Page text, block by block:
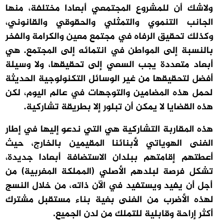
ولاشك أن للمشروع المجتمعي أبعادا مختلفة، منها
الجانب التنموي والتمثلي والحقوقي والقانوني،
وكذلك تحقيق الرفاه في مجتمع معين والكرامة والفخر
بالنسبة إلى المواطن في انتمائه إلى المجتمع. هي
أبعاد متعددة يجب السعي إلى تحقيقها، ولا وسيلة
أفضل لتحقيقها من غير الوسائل التكنولوجية الحديثة
لحمل هذه المضامين والتوجهات في عالم اليوم، لكن
هذه القضايا لا يمكن أن تبلور إلا بطريقة تشاركية.
هذه المقاربة التشاركية هي التي ندعو إليها في إطار
الغنى الهوياتي لأبنائنا المقيمين بالخارج، حيث
أعطتهم إقامتهم ببلدان الاستضافة أبعادا جديدة،
تشكل فرصة لبلدهم الأصلي (المملكة المغربية) من
أجل أن يفيد ويستفيد في الآن ذاته، من خلال النسج
لهذه الأضرب من الغنى بغية بناء مستقبل مشترك
أكثر إراحة وقابلية للتملك من لدن الجميع.